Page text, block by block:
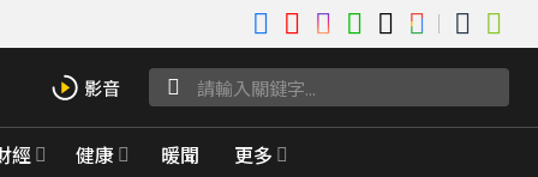
經 健康 暖聞 更多